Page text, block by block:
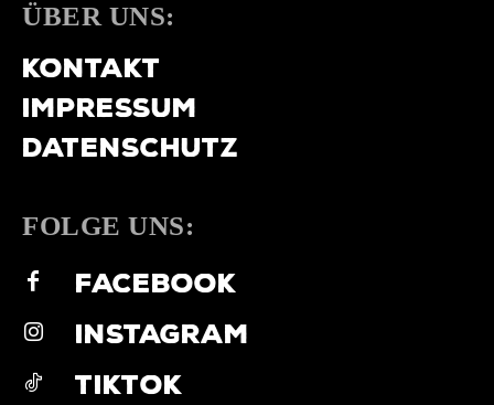
ÜBER UNS:
KONTAKT
IMPRESSUM
DATENSCHUTZ
FOLGE UNS:
FACEBOOK
INSTAGRAM
TIKTOK